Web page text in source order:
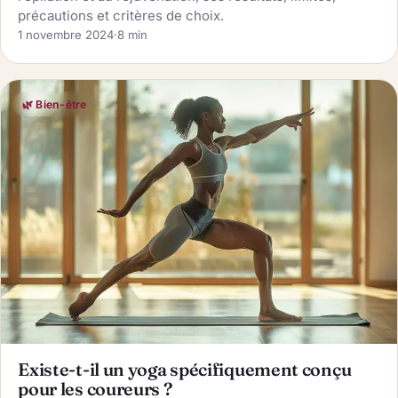
précautions et critères de choix.
1 novembre 2024·8 min
🌿 Bien-être
Existe-t-il un yoga spécifiquement conçu
pour les coureurs ?